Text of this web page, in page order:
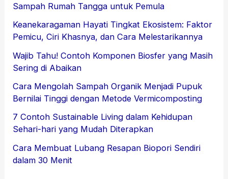
Sampah Rumah Tangga untuk Pemula
Keanekaragaman Hayati Tingkat Ekosistem: Faktor
Pemicu, Ciri Khasnya, dan Cara Melestarikannya
Wajib Tahu! Contoh Komponen Biosfer yang Masih
Sering di Abaikan
Cara Mengolah Sampah Organik Menjadi Pupuk
Bernilai Tinggi dengan Metode Vermicomposting
7 Contoh Sustainable Living dalam Kehidupan
Sehari-hari yang Mudah Diterapkan
Cara Membuat Lubang Resapan Biopori Sendiri
dalam 30 Menit